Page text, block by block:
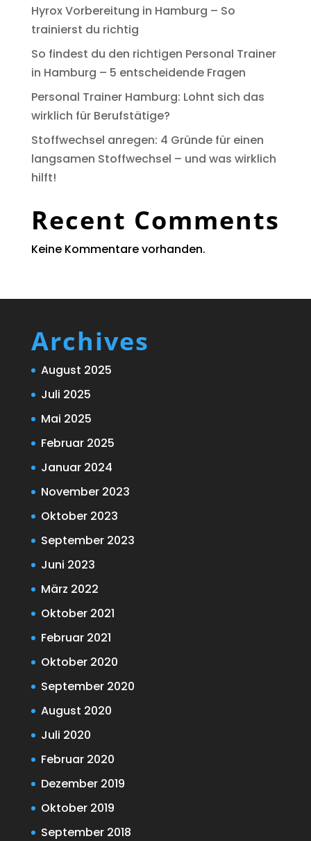
Hyrox Vorbereitung in Hamburg – So
trainierst du richtig
So findest du den richtigen Personal Trainer
in Hamburg – 5 entscheidende Fragen
Personal Trainer Hamburg: Lohnt sich das
wirklich für Berufstätige?
Stoffwechsel anregen: 4 Gründe für einen
langsamen Stoffwechsel – und was wirklich
hilft!
Recent Comments
Keine Kommentare vorhanden.
Archives
August 2025
Juli 2025
Mai 2025
Februar 2025
Januar 2024
November 2023
Oktober 2023
September 2023
Juni 2023
März 2022
Oktober 2021
Februar 2021
Oktober 2020
September 2020
August 2020
Juli 2020
Februar 2020
Dezember 2019
Oktober 2019
September 2018